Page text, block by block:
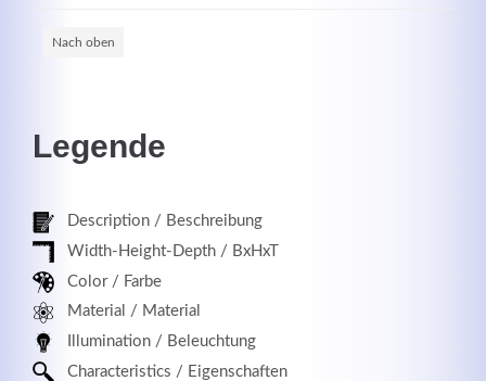
Nach oben
Legende
Description / Beschreibung
Width-Height-Depth / BxHxT
Color / Farbe
Material / Material
Illumination / Beleuchtung
Characteristics / Eigenschaften